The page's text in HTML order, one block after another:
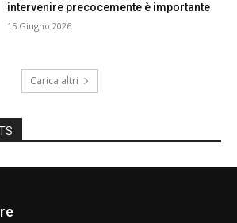
intervenire precocemente è importante
15 Giugno 2026
Carica altri